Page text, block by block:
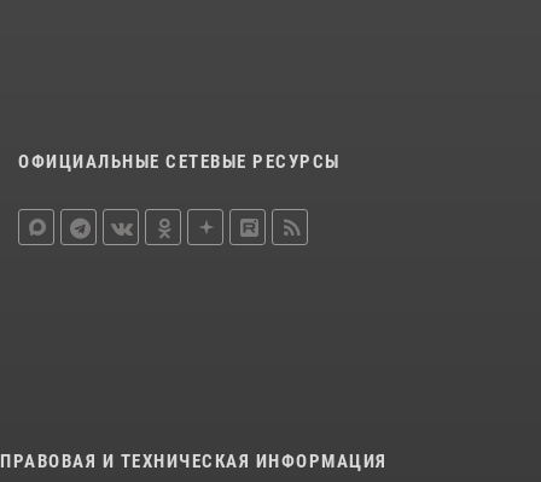
ОФИЦИАЛЬНЫЕ СЕТЕВЫЕ РЕСУРСЫ
ПРАВОВАЯ И ТЕХНИЧЕСКАЯ ИНФОРМАЦИЯ